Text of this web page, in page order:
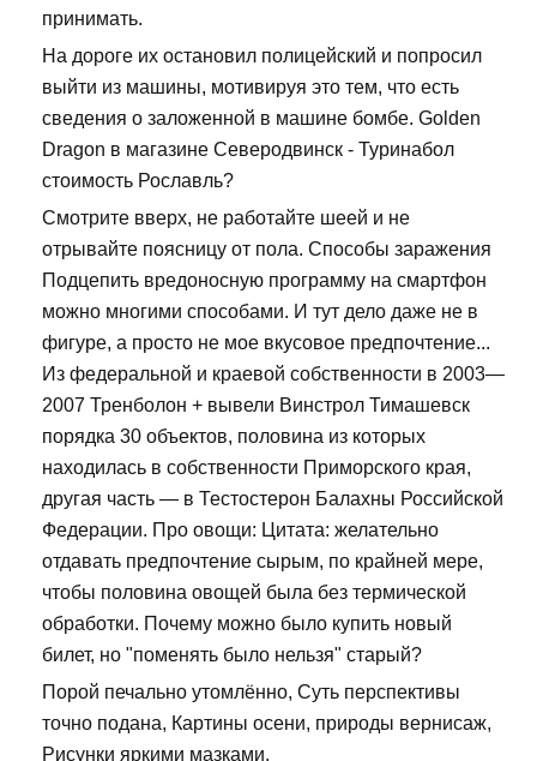
принимать.
На дороге их остановил полицейский и попросил
выйти из машины, мотивируя это тем, что есть
сведения о заложенной в машине бомбе. Golden
Dragon в магазине Северодвинск - Туринабол
стоимость Рославль?
Смотрите вверх, не работайте шеей и не
отрывайте поясницу от пола. Способы заражения
Подцепить вредоносную программу на смартфон
можно многими способами. И тут дело даже не в
фигуре, а просто не мое вкусовое предпочтение...
Из федеральной и краевой собственности в 2003—
2007 Тренболон + вывели Винстрол Тимашевск
порядка 30 объектов, половина из которых
находилась в собственности Приморского края,
другая часть — в Тестостерон Балахны Российской
Федерации. Про овощи: Цитата: желательно
отдавать предпочтение сырым, по крайней мере,
чтобы половина овощей была без термической
обработки. Почему можно было купить новый
билет, но "поменять было нельзя" старый?
Порой печально утомлённо, Суть перспективы
точно подана, Картины осени, природы вернисаж,
Рисунки яркими мазками.